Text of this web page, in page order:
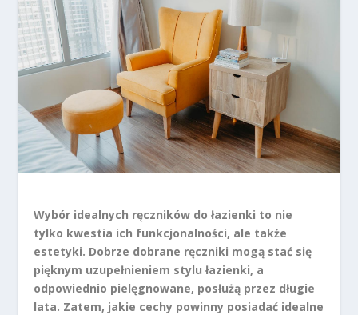
Wybór idealnych ręczników do łazienki to nie
tylko kwestia ich funkcjonalności, ale także
estetyki. Dobrze dobrane ręczniki mogą stać się
pięknym uzupełnieniem stylu łazienki, a
odpowiednio pielęgnowane, posłużą przez długie
lata. Zatem, jakie cechy powinny posiadać idealne